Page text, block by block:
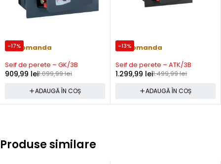
-17%
Precomanda
Seif de perete – GK/3B
1.099,99lei
909,99 lei
ADAUGĂ ÎN COȘ
-13%
Precomanda
Seif de perete – ATK/3B
1.499,99lei
1.299,99 lei
ADAUGĂ ÎN COȘ
Produse similare